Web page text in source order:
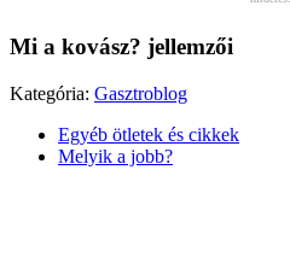
Mi a kovász? jellemzői
Kategória: Gasztroblog
Egyéb ötletek és cikkek
Melyik a jobb?